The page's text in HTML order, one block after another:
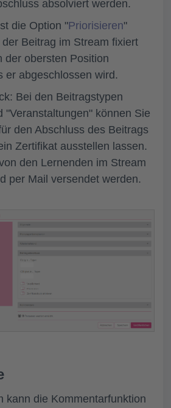
absolviert werden.
die Option "Priorisieren"
Beitrag im Stream fixiert
der obersten Position
er abgeschlossen wird.
Bei den Beitragstypen
"Veranstaltungen" können Sie
den Abschluss des Beitrags
Zertifikat ausstellen lassen.
den Lernenden im Stream
per Mail versendet werden.
kann die Kommentarfunktion